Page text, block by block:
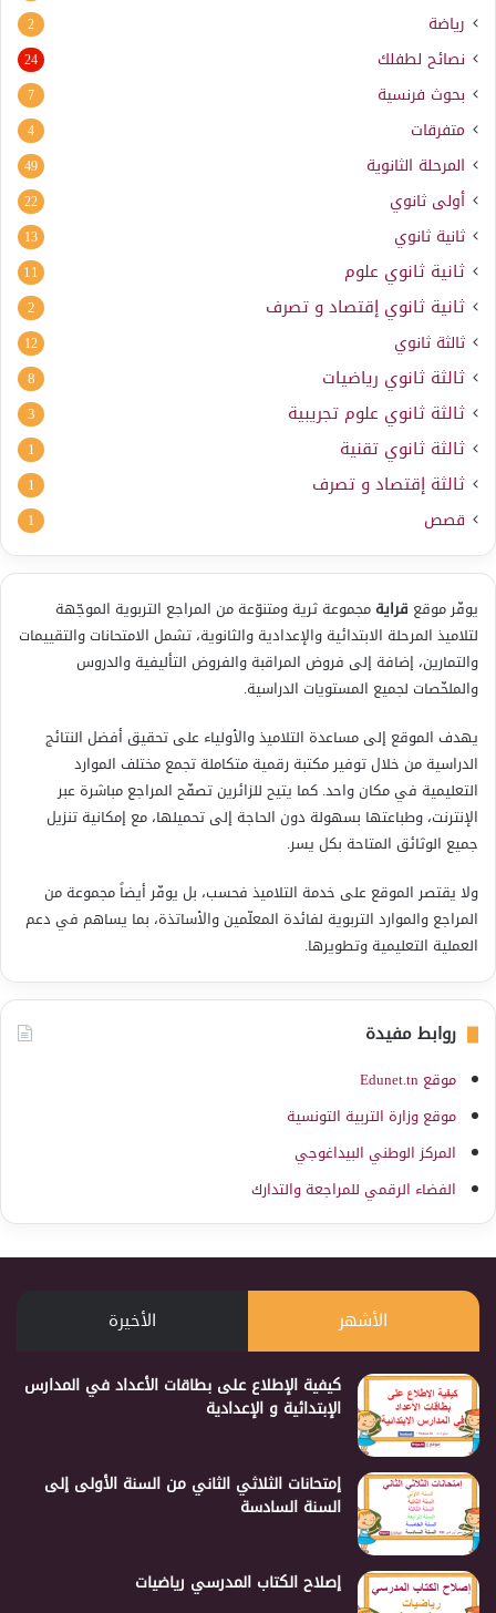
رياضة 2
نصائح لطفلك 24
بحوث فرنسية 7
متفرقات 4
المرحلة الثانوية 49
أولى ثانوي 22
ثانية ثانوي 13
ثانية ثانوي علوم 11
ثانية ثانوي إقتصاد و تصرف 2
ثالثة ثانوي 12
ثالثة ثانوي رياضيات 8
ثالثة ثانوي علوم تجريبية 3
ثالثة ثانوي تقنية 1
ثالثة إقتصاد و تصرف 1
قصص 1
يوفّر موقع قرايةمجموعة ثرية ومتنوّعة من المراجع التربوية الموجّهة
لتلاميذ المرحلة الابتدائية والإعدادية والثانوية، تشمل الامتحانات والتقييمات
والتمارين، إضافة إلى فروض المراقبة والفروض التأليفية والدروس
والملخّصات لجميع المستويات الدراسية.
يهدف الموقع إلى مساعدة التلاميذ والأولياء على تحقيق أفضل النتائج
الدراسية من خلال توفير مكتبة رقمية متكاملة تجمع مختلف الموارد
التعليمية في مكان واحد. كما يتيح للزائرين تصفّح المراجع مباشرة عبر
الإنترنت، وطباعتها بسهولة دون الحاجة إلى تحميلها، مع إمكانية تنزيل
جميع الوثائق المتاحة بكل يسر.
ولا يقتصر الموقع على خدمة التلاميذ فحسب، بل يوفّر أيضاً مجموعة من
المراجع والموارد التربوية لفائدة المعلّمين والأساتذة، بما يساهم في دعم
العملية التعليمية وتطويرها.
روابط مفيدة
موقع Edunet.tn
موقع وزارة التربية التونسية
المركز الوطني البيداغوجي
الفضاء الرقمي للمراجعة والتدارك
الأشهر الأخيرة
كيفية الإطلاع على بطاقات الأعداد في المدارس
الإبتدائية و الإعدادية
إمتحانات الثلاثي الثاني من السنة الأولى إلى
السنة السادسة
إصلاح الكتاب المدرسي رياضيات